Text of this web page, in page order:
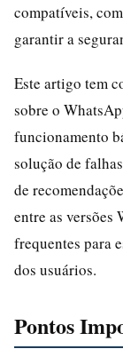
compatíveis,
garantir a
Este artigo tem
sobre o
funcionamento
solução de
de
entre as versões
frequentes para
dos usuários.
Pontos